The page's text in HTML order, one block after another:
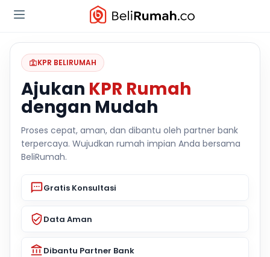
KPR BELIRUMAH
Ajukan KPR Rumah
dengan Mudah
Proses cepat, aman, dan dibantu oleh partner bank
terpercaya. Wujudkan rumah impian Anda bersama
BeliRumah.
Gratis Konsultasi
Data Aman
Dibantu Partner Bank